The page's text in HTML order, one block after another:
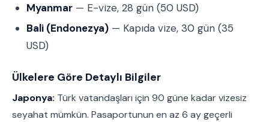
Myanmar — E-vize, 28 gün (50 USD)
Bali (Endonezya) — Kapıda vize, 30 gün (35
USD)
Ülkelere Göre Detaylı Bilgiler
Japonya: Türk vatandaşları için 90 güne kadar vizesiz
seyahat mümkün. Pasaportunun en az 6 ay geçerli